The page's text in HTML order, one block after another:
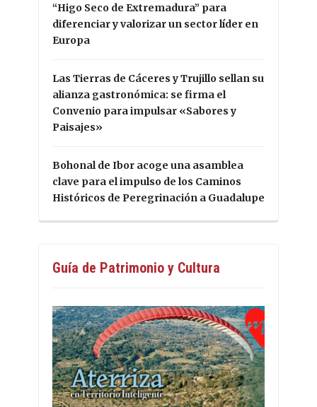
“Higo Seco de Extremadura” para
diferenciar y valorizar un sector líder en
Europa
Las Tierras de Cáceres y Trujillo sellan su
alianza gastronómica: se firma el
Convenio para impulsar «Sabores y
Paisajes»
Bohonal de Ibor acoge una asamblea
clave para el impulso de los Caminos
Históricos de Peregrinación a Guadalupe
Guía de Patrimonio y Cultura